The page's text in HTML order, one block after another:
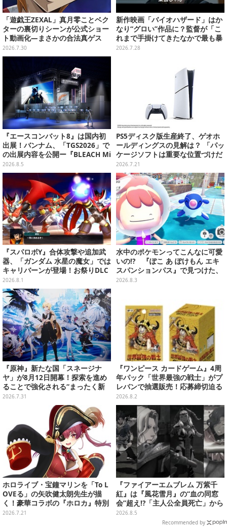
「遊戯王ZEXAL」真月零ことベク
ターの裏切りシーンが公式ショー
ト動画化―まさかの合法真ゲス
2026.7.30
新作映画「バイオハザード」はか
なり“グロい”作品に？監督が「こ
れまで手掛けてきたなかで最も暴
力的」と語る
2026.7.28
『エースコンバット8』は国内初
出展！バンナム、「TGS2026」で
の出展内容を公開ー『BLEACH Mi
rrors High』や『ONE PIECE 海
のごちそうレストラン』も遊べる
2026.8.5
PS5ディスク版生産終了、ゲオホ
ールディングスの見解は？ 「パッ
ケージソフトは重要な位置づけだ
が、ゲーム事業からの撤退は全く
考えていない」
2026.7.21
『スパロボY』合体攻撃や追加武
器、「ガンダム 水星の魔女」では
キャリバーンが登場！お祭りDLC
「アニバーサリーエキスパンショ
ンパック」8月5日配信
2026.8.1
水中のポケモンってこんなに可愛
いの!? 『ぽこ あ ぽけもん エキ
スパンションパス』で見つけた、
ポケモンの新たな魅力【先行プレ
2026.8.3
『原神』新たな国「スネージナ
ヤ」が8月12日開幕！探索を進め
ることで強化される“まったく新
しい武器”、「鍛錬の道」に9キャ
ラ追加など盛りだくさん
2026.7.31
『ワンピース カードゲーム』4周
年パック「世界最強の戦士」がプ
レバンで抽選販売！応募締切迫る
2026.8.2
ホロライブ・宝鐘マリンを「To L
OVEる」の矢吹健太朗先生が描
く！豪華コラボの『ホロカ』特別
カードが「Vジャンプ10月号」に
2026.7.21
『ファイアーエムブレム 万紫千
紅』は『風花雪月』の“血の同窓
会”超え!?「主人公全員死亡」から
始まる物語は、様々なシリーズ作
2026.8.5
Recommended by